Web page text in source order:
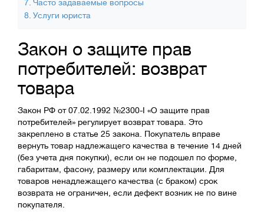
Часто задаваемые вопросы
Услуги юриста
Закон о защите прав
потребителей: возврат
товара
Закон РФ от 07.02.1992 №2300-I «О защите прав
потребителей» регулирует возврат товара. Это
закреплено в статье 25 закона. Покупатель вправе
вернуть товар надлежащего качества в течение 14 дней
(без учета дня покупки), если он не подошел по форме,
габаритам, фасону, размеру или комплектации. Для
товаров ненадлежащего качества (с браком) срок
возврата не ограничен, если дефект возник не по вине
покупателя.